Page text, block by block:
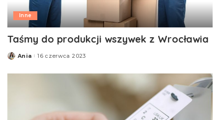
Inne
Taśmy do produkcji wszywek z Wrocławia
Posted
Ania 16 czerwca 2023